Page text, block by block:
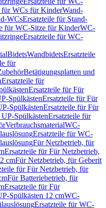
für WCs für KinderWand-
WCsErsatzteile für Stand-
für WC-Sitze für KinderWC-
Ersatzteile für WC-
BidetsWandbidetsErsatzteile
für
Betätigungsplatten und
Ersatzteile für
Ersatzteile für Für
SpülkästenErsatzteile für Für
SpülkästenErsatzteile für Für
SpülkästenErsatzteile für
VerbrauchsmaterialWC-
Ersatzteile für WC-
Für Netzbetrieb, für
Ersatzteile für Für Netzbetrieb,
cmFür Netzbetrieb, für Geberit
für Für Netzbetrieb, für
Für Batteriebetrieb, für
Ersatzteile für Für
Spülkästen 12 cmWC-
Ersatzteile für WC-